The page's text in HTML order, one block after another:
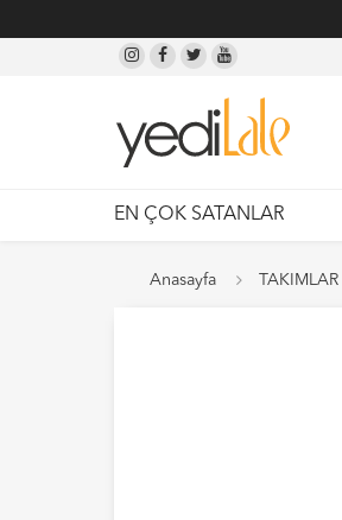
EN ÇOK SATANLAR
Anasayfa TAKIMLAR